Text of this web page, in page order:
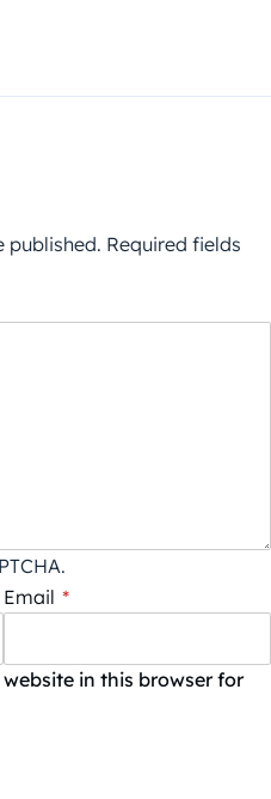
published. Required fields
Email *
in this browser for